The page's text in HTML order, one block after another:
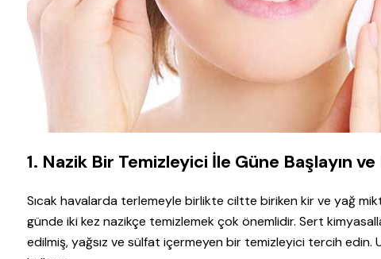
1. Nazik Bir Temizleyici İle Güne Başlayın
Sıcak havalarda terlemeyle birlikte ciltte biriken kir ve yağ
günde iki kez nazikçe temizlemek çok önemlidir. Sert
edilmiş, yağsız ve sülfat içermeyen bir temizleyici tercih edin.